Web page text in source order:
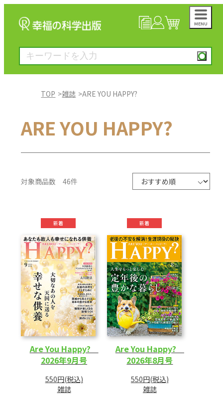
MENU
大川隆法著作
一般書
絵本
CD
DVD・ブルーレイ
雑貨
外国語
TOP 雑誌 ARE YOU HAPPY?
ARE YOU HAPPY?
対象商品数 46件
新着
Are You Happy?
2026年9月号
550円(税込)
雑誌
新着
Are You Happy?
2026年8月号
550円(税込)
雑誌